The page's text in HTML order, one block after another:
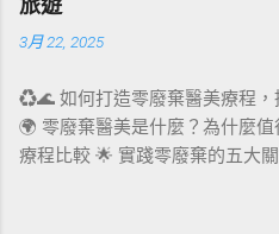
先使用生物基材料，如竹纖維、
料。 製造過程 ：減少能源消耗
例如英國品客薯片的可回收包裝
料，展示了如何以創新材質挑戰
材法規的推動力 環保包材的發
重複使用或可回收標準。 台灣
旅遊
3月 22, 2025
♻️🌊 如何打造零廢棄醫美療程，
🌍 零廢棄醫美是什麼？為什麼
療程比較 🌟 實踐零廢棄的五大
分享 ❓ FAQ 常見問題 🌍 零廢